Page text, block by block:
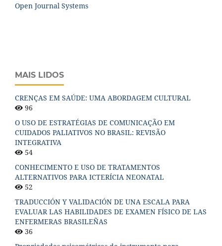
Open Journal Systems
MAIS LIDOS
CRENÇAS EM SAÚDE: UMA ABORDAGEM CULTURAL
96
O USO DE ESTRATÉGIAS DE COMUNICAÇÃO EM
CUIDADOS PALIATIVOS NO BRASIL: REVISÃO
INTEGRATIVA
54
CONHECIMENTO E USO DE TRATAMENTOS
ALTERNATIVOS PARA ICTERÍCIA NEONATAL
52
TRADUCCIÓN Y VALIDACIÓN DE UNA ESCALA PARA
EVALUAR LAS HABILIDADES DE EXAMEN FÍSICO DE LAS
ENFERMERAS BRASILEÑAS
36